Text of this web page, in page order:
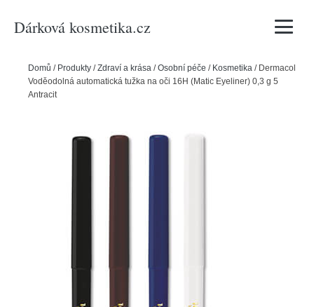
Dárková kosmetika.cz Vyhledávání
Domů / Produkty /Zdraví a krása /Osobní péče / Kosmetika / Dermacol
Voděodolná automatická tužka na oči 16H (Matic Eyeliner) 0,3 g 5
Antracit